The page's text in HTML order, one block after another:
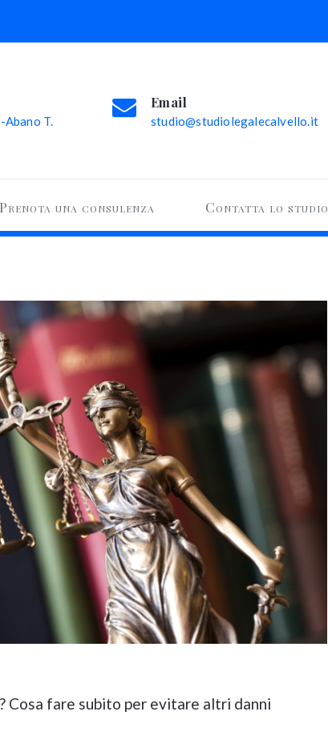
T.
Email
studio@studiolegalecalvello.it
Prenota una consulenza Contatta lo studio
Cosa fare subito per evitare altri danni